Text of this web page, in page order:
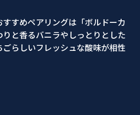
すすめペアリングは「ボルドーカ
と香るバニラやしっとりとした
らしいフレッシュな酸味が相性